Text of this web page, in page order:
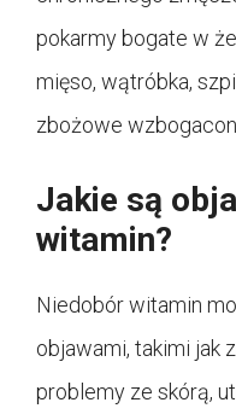
pokarmy bogate w
mięso, wątróbka,
zbożowe
Jakie są
witamin?
Niedobór witamin
objawami, takimi jak
problemy ze skórą,